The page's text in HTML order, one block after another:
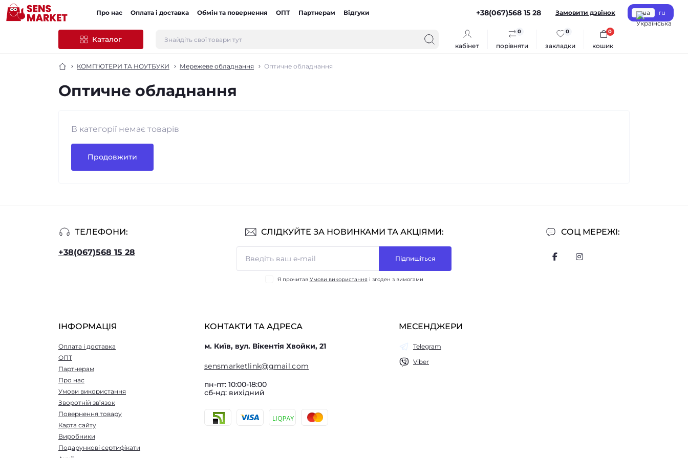
Про нас Оплата і доставка Обмін та повернення ОПТ Партнерам Відгуки +38(067)568 15 28 Замовити дзвінок ua ru
Каталог
кабінет порівняти
0
закладки
0
кошик
0
КОМП'ЮТЕРИ ТА НОУТБУКИ Мережеве обладнання Оптичне обладнання
Оптичне обладнання
В категорії немає товарів
Продовжити
ТЕЛЕФОНИ:
+38(067)568 15 28
СОЦ МЕРЕЖІ:
СЛІДКУЙТЕ ЗА НОВИНКАМИ ТА АКЦІЯМИ:
Підпишіться
Я прочитав Умови використання і згоден з вимогами
ІНФОРМАЦІЯ
Оплата і доставка
ОПТ
Партнерам
Про нас
Умови використання
Зворотній зв’язок
Повернення товару
Карта сайту
Виробники
Подарункові сертифікати
КОНТАКТИ ТА АДРЕСА
м. Київ, вул. Вікентія Хвойки, 21
sensmarketlink@gmail.com
пн-пт: 10:00-18:00
сб-нд: вихідний
МЕСЕНДЖЕРИ
Telegram
Viber